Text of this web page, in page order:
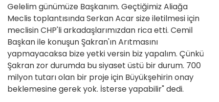
Gelelim günümüze Başkanım. Geçtiğimiz Aliağa
Meclis toplantısında Serkan Acar size iletilmesi için
meclisin CHP'li arkadaşlarımızdan rica etti. Cemil
Başkan ile konuşun Şakran'ın Arıtmasını
yapmayacaksa bize yetki versin biz yapalım. Çünkü
Şakran zor durumda bu siyaset üstü bir durum. 700
milyon tutarı olan bir proje için Büyükşehirin onay
beklemesine gerek yok. İsterse yapabilir" dedi.